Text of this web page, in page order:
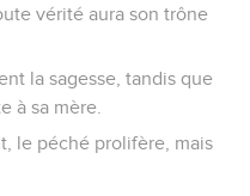
vérité aura son trône
la sagesse, tandis que
à sa mère.
le péché prolifère, mais